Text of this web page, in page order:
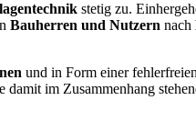
stetig zu.
Bauherren und Nutzern nach
und in Form einer
damit im Zusammenhang